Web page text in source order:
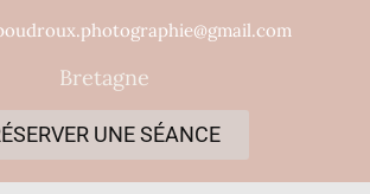
Bretagne
UNE SÉANCE